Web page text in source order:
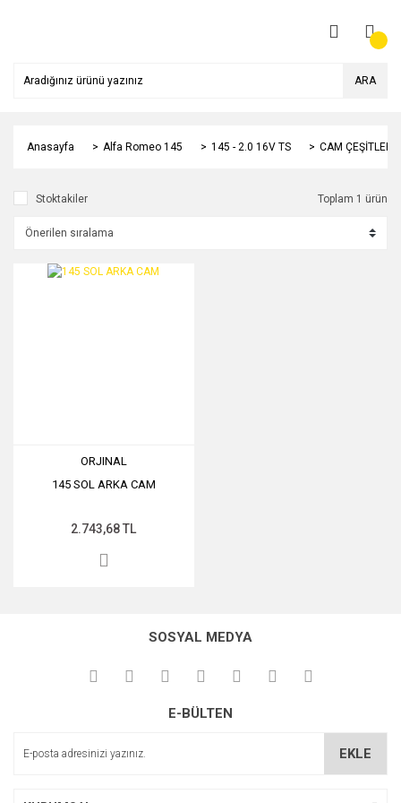
ARA
Anasayfa Alfa Romeo 145 145 - 2.0 16V TS CAM ÇEŞİTLERİ
Stoktakiler Toplam 1 ürün
ORJINAL
145 SOL ARKA CAM
2.743,68 TL
SOSYAL MEDYA
E-BÜLTEN
EKLE